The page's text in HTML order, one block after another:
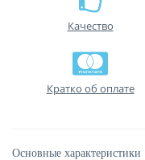
Качество
Кратко об оплате
Основные характеристики